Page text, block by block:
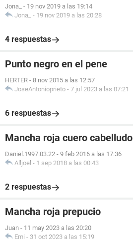
Jona_ - 19 nov 2019 a las 19:14
Jona_
- 19 nov 2019 a las 20:28
4 respuestas
Punto negro en el pene
HERTER - 8 nov 2015 a las 12:57
JoseAntonioprieto - 7 jul 2023 a las 07:21
6 respuestas
Mancha roja cuero cabelludo
Daniel.1997.03.22 - 9 feb 2016 a las 17:36
Alljoel - 1 sep 2018 a las 00:43
2 respuestas
Mancha roja prepucio
Juan - 11 may 2023 a las 20:20
Emi - 31 oct 2023 a las 15:19